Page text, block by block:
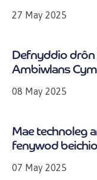
27 May 2025
Defnyddio drôn
Ambiwlans
08 May 2025
Mae technoleg
fenywod
07 May 2025